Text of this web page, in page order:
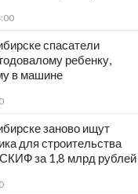
спасатели
ребенку,
в машине
заново ищут
для строительства
СКИФ за 1,8 млрд рублей